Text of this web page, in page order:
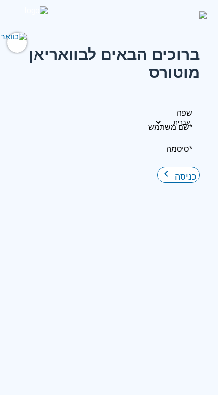
ברוכים הבאים לבוואריאן
מוטורס
שפה
*שם משתמש
*סיסמה
כניסה keyboard_arrow_right